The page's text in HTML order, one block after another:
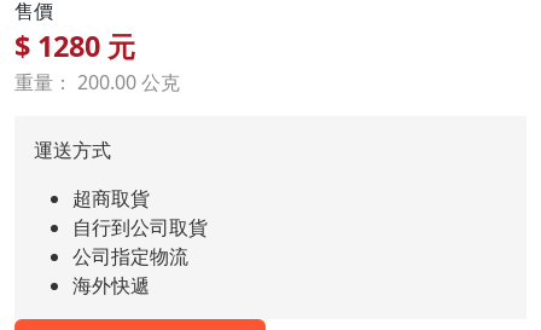
售價
$ 1280 元
重量： 200.00 公克
運送方式
超商取貨
自行到公司取貨
公司指定物流
海外快遞